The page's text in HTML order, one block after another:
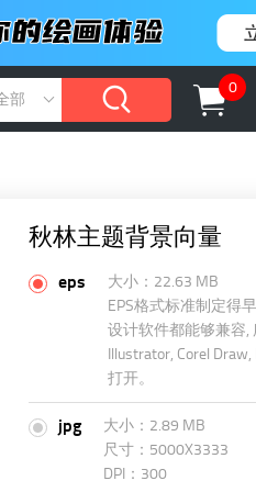
部
0
秋林主题背景向量
eps
大小：22.63 MB
EPS格式标准制定得
设计软件都能够兼容,
Illustrator, Corel
打开。
jpg
大小：2.89 MB
尺寸：5000X3333
DPI：300